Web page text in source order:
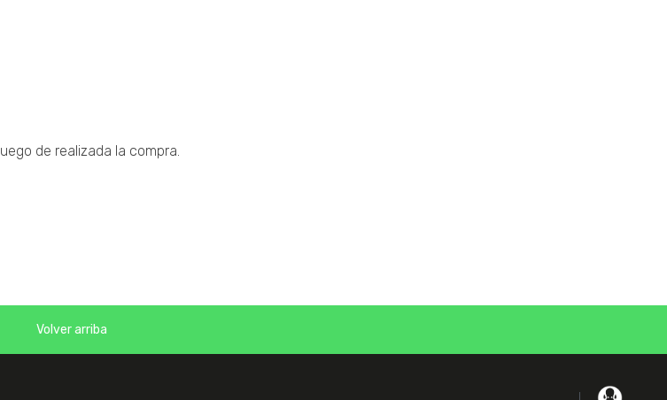
de realizada la compra.
Volver arriba